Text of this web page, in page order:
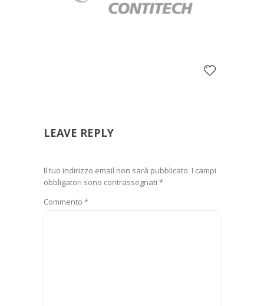
LEAVE REPLY
Il tuo indirizzo email non sarà pubblicato. I campi
obbligatori sono contrassegnati *
Commento *